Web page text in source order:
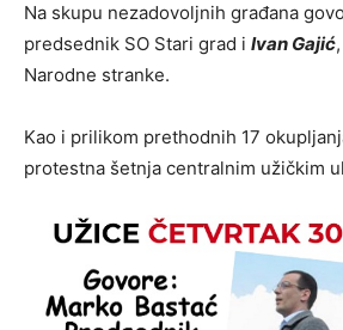
Na skupu nezadovoljnih građana
predsednik SO Stari grad i Ivan Gajić
Narodne stranke.
Kao i prilikom prethodnih 17
protestna šetnja centralnim užičkim